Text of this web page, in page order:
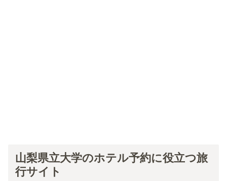
山梨県立大学のホテル予約に役立つ旅
行サイト